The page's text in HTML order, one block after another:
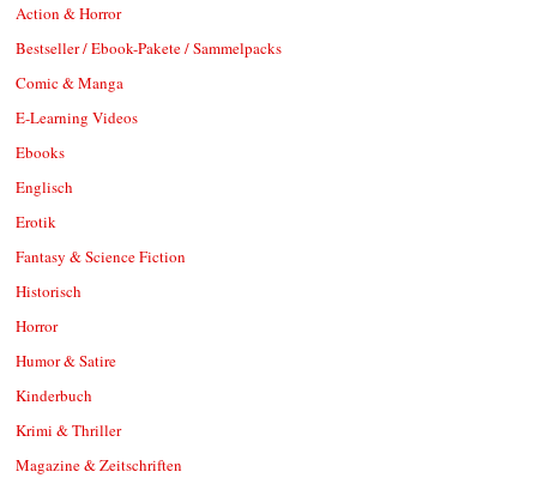
Action & Horror
Bestseller / Ebook-Pakete / Sammelpacks
Comic & Manga
E-Learning Videos
Ebooks
Englisch
Erotik
Fantasy & Science Fiction
Historisch
Horror
Humor & Satire
Kinderbuch
Krimi & Thriller
Magazine & Zeitschriften